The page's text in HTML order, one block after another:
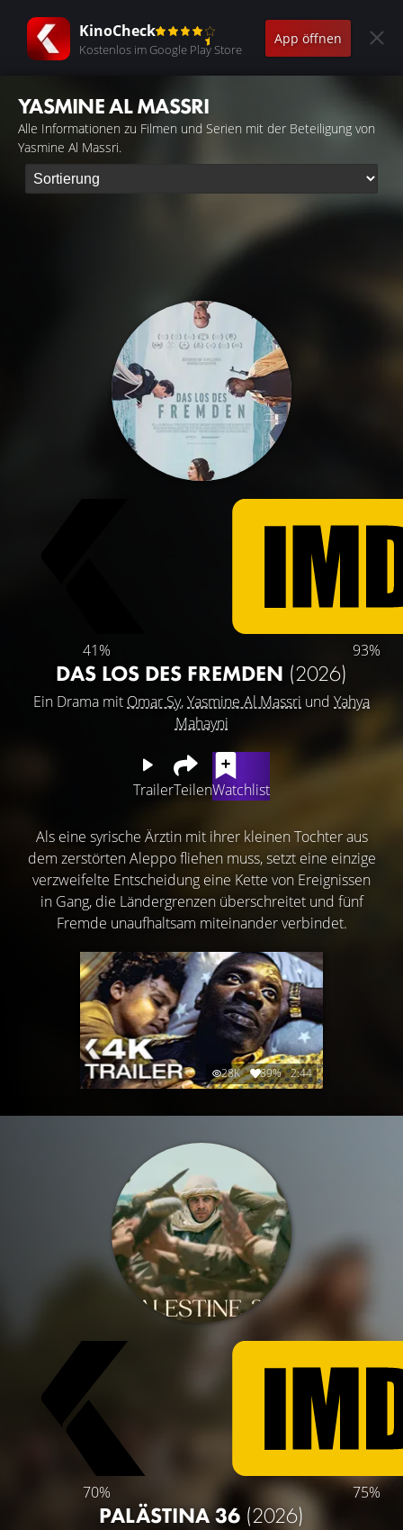
KinoCheck
Kostenlos im Google Play Store
App öffnen
YASMINE AL MASSRI
Alle Informationen zu Filmen und Serien mit der Beteiligung von
Yasmine Al Massri.
41% 93%
DAS LOS DES FREMDEN (2026)
Ein Drama mit Omar Sy,Yasmine Al Massri und Yahya
Mahayni
TrailerTeilenWatchlist
Als eine syrische Ärztin mit ihrer kleinen Tochter aus
dem zerstörten Aleppo fliehen muss, setzt eine einzige
verzweifelte Entscheidung eine Kette von Ereignissen
in Gang, die Ländergrenzen überschreitet und fünf
Fremde unaufhaltsam miteinander verbindet.
28K 89% 2:44
70% 75%
PALÄSTINA 36 (2026)